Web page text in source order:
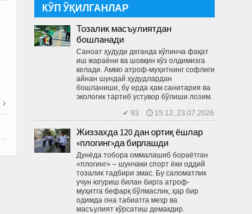

КЎП ЎҚИЛГАНЛАР
Тозалик масъулиятдан
бошланади
Саноат ҳудуди деганда кўпинча фақат
иш жараёни ва шовқин кўз олдимизга
келади. Аммо атроф-муҳитнинг софлиги
айнан шундай ҳудудлардан
бошланиши, бу ерда ҳам санитария ва
экологик тартиб устувор бўлиши лозим.
✔ 93 🕔 15:12, 23.07.2026
Жиззахда 120 дан ортиқ ёшлар
«плогинг»да бирлашди
Дунёда тобора оммалашиб бораётган
«плогинг» – шунчаки спорт ёки оддий
тозалик тадбири эмас. Бу саломатлик
учун югуриш билан бирга атроф-
муҳитга бефарқ бўлмаслик, ҳар бир
одимда она табиатга меҳр ва
масъулият кўрсатиш демакдир.